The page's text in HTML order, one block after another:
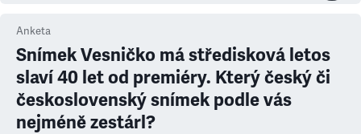
Anketa
Snímek Vesničko má středisková letos
slaví 40 let od premiéry. Který český či
československý snímek podle vás
nejméně zestárl?